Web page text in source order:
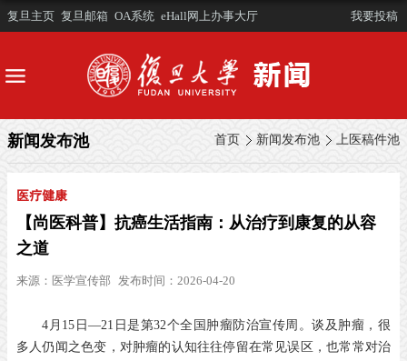
复旦主页 复旦邮箱 OA系统 eHall网上办事大厅 我要投稿
首页 新闻发布池 上医稿件池
新闻发布池
医疗健康
【尚医科普】抗癌生活指南：从治疗到康复的从容
之道
来源： 医学宣传部 发布时间：2026-04-20
4月15日—21日是第32个全国肿瘤防治宣传周。谈及肿瘤，很
多人仍闻之色变，对肿瘤的认知往往停留在常见误区，也常常对治